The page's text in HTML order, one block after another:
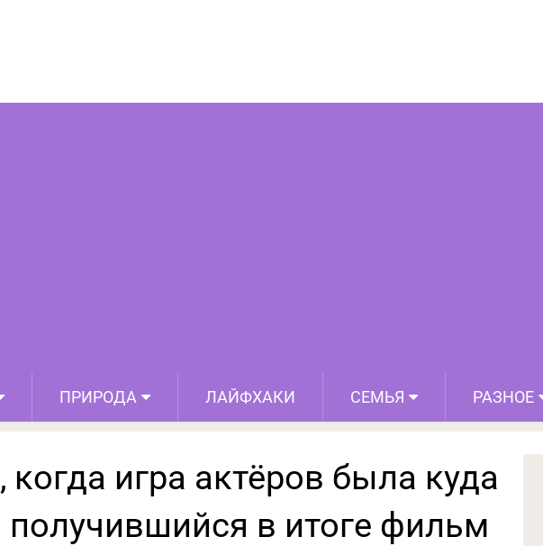
ПРИРОДА ЛАЙФХАКИ СЕМЬЯ РАЗНОЕ
когда игра актёров была куда лучше, чем
когда игра актёров была куда
в итоге фильм